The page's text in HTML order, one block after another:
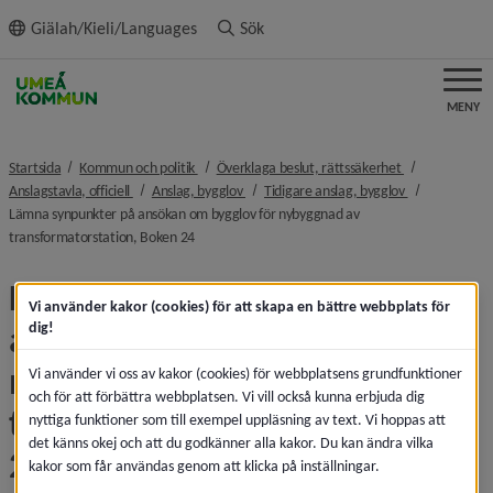
innehållet
Giälah/Kieli/Languages Sök
MENY
Startsida Kommun och politik nivå i brödsmulenavigeringen
Överklaga beslut, rättssäkerhet nivå i
Anslagstavla, officiell
nivå i brödsmulenavigeringen
Anslag, bygglov nivå i brödsmulenavigeringen
Tidigare anslag, bygglov nivå i
Lämna synpunkter på ansökan om bygglov för nybyggnad av
transformatorstation, Boken 24nivå i brödsmulenavigeringen
Lämna synpunkter på
ansökan om bygglov för
nybyggnad av
transformatorstation, Boken
24
Vi använder kakor (cookies) för att skapa en bättre webbplats för
dig!
Vi använder vi oss av kakor (cookies) för webbplatsens grundfunktioner
och för att förbättra webbplatsen. Vi vill också kunna erbjuda dig
nyttiga funktioner som till exempel uppläsning av text. Vi hoppas att
det känns okej och att du godkänner alla kakor. Du kan ändra vilka
kakor som får användas genom att klicka på inställningar.